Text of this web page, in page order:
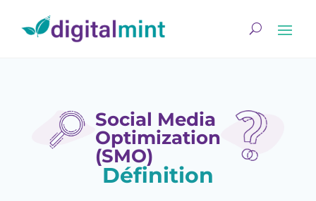
Social Media
Optimization
(SMO)
Définition